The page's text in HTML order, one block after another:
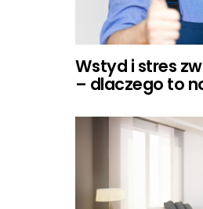
Wstyd i stres
– dlaczego to